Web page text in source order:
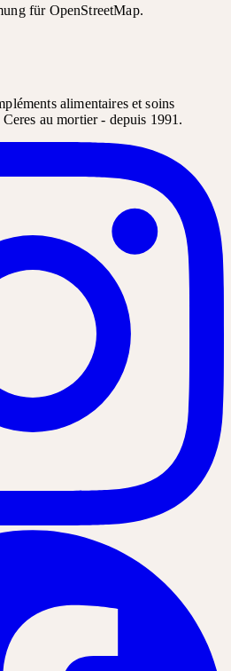
für OpenStreetMap.
alimentaires et soins
au mortier - depuis 1991.